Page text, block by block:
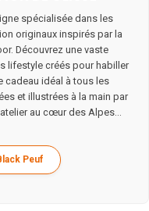
spécialisée dans les
originaux inspirés par la
Découvrez une vaste
lifestyle créés pour habiller
cadeau idéal à tous les
et illustrées à la main par
au cœur des Alpes...